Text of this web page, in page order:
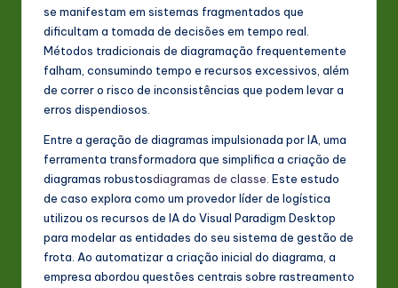
L
in
A
se manifestam em sistemas fragmentados que
dificultam a tomada de decisões em tempo real.
Métodos tradicionais de diagramação frequentemente
falham, consumindo tempo e recursos excessivos, além
de correr o risco de inconsistências que podem levar a
erros dispendiosos.
Entre a geração de diagramas impulsionada por IA, uma
ferramenta transformadora que simplifica a criação de
diagramas robustosdiagramas de classe . Este estudo
de caso explora como um provedor líder de logística
utilizou os recursos de IA do Visual Paradigm Desktop
para modelar as entidades do seu sistema de gestão de
frota. Ao automatizar a criação inicial do diagrama, a
empresa abordou questões centrais sobre rastreamento